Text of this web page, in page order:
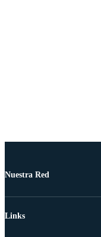
Nuestra Red
Links